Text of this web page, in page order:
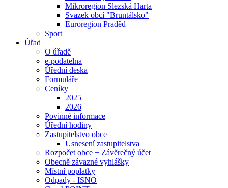
Mikroregion Slezská Harta
Svazek obcí "Bruntálsko"
Euroregion Praděd
Sport
Úřad
O úřadě
e-podatelna
Úřední deska
Formuláře
Ceníky
2025
2026
Povinné informace
Úřední hodiny
Zastupitelstvo obce
Usnesení zastupitelstva
Rozpočet obce + Závěrečný účet
Obecně závazné vyhlášky
Místní poplatky
Odpady - ISNO